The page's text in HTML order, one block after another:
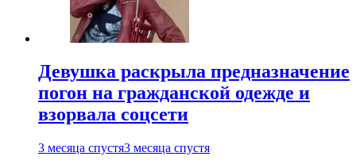
Девушка раскрыла предназначение
погон на гражданской одежде и
взорвала соцсети
3 месяца спустя3 месяца спустя